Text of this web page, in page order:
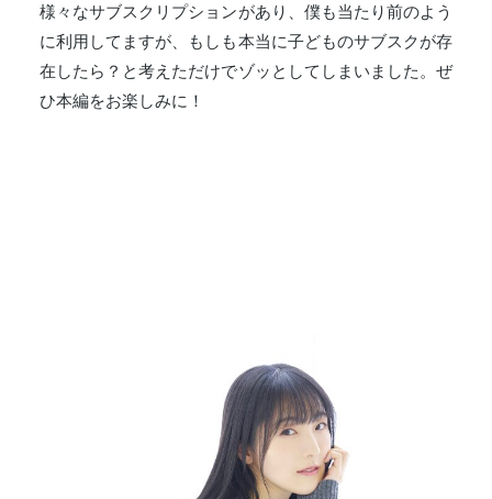
様々なサブスクリプションがあり、僕も当たり前のよう
に利用してますが、もしも本当に子どものサブスクが存
在したら？と考えただけでゾッとしてしまいました。ぜ
ひ本編をお楽しみに！